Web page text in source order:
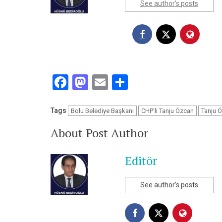
See author's posts
Facebook
Mastodon
Email
Tags Bolu Belediye Başkanı CHP’li Tanju Özcan Tanju
About Post Author
Editör
See author's posts